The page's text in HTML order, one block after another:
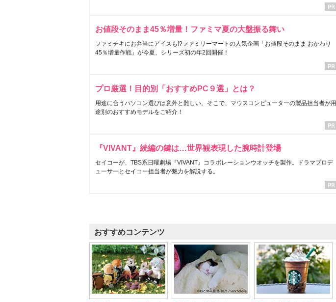
お値段そのまま45％増量！ファミマ夏の大盤振る舞い
ファミチキにお弁当にアイスも!?ファミリーマートの人気企画「お値段そのまま おかわり
45％増量作戦」が今夏、シリーズ初の年2回開催！
プロ厳選！目的別「おすすめPC９選」とは？
用途に合うパソコン選びは意外と難しい。そこで、マウスコンピューターの製品担当者が用
途別のおすすめモデルをご紹介！
『VIVANT』続編の鍵は…世界観表現した腕時計登場
セイコーが、TBS系日曜劇場『VIVANT』コラボレーションウオッチを製作。ドラマプロデ
ューサーとセイコー担当者が魅力を解説する。
おすすめコンテンツ